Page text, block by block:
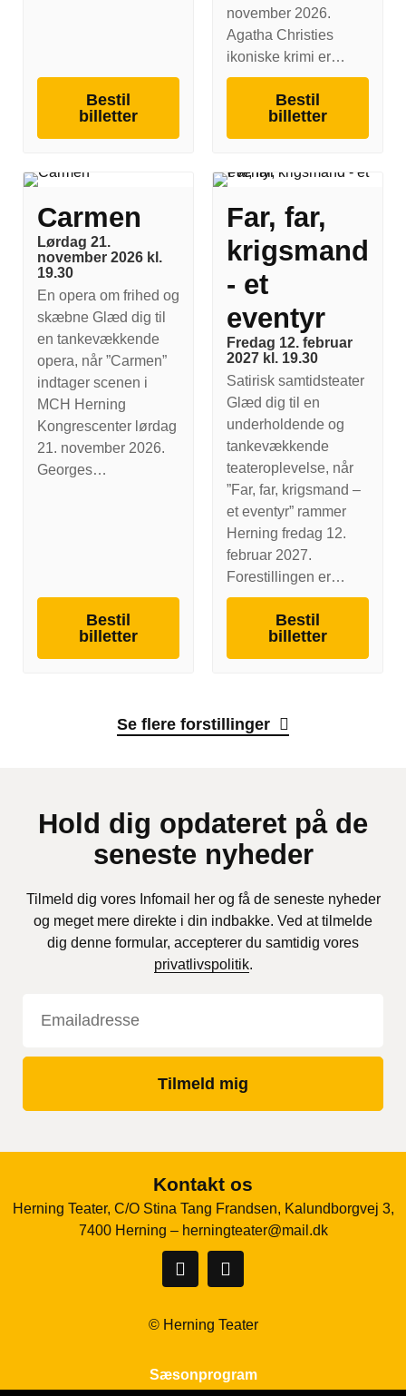
Bestil
billetter
november 2026.
Agatha Christies
ikoniske krimi er…
Bestil
billetter
Carmen
Lørdag 21.
november 2026 kl.
19.30
En opera om frihed og
skæbne Glæd dig til
en tankevækkende
opera, når ”Carmen”
indtager scenen i
MCH Herning
Kongrescenter lørdag
21. november 2026.
Georges…
Bestil
billetter
Far, far,
krigsmand
- et
eventyr
Fredag 12. februar
2027 kl. 19.30
Satirisk samtidsteater
Glæd dig til en
underholdende og
tankevækkende
teateroplevelse, når
”Far, far, krigsmand –
et eventyr” rammer
Herning fredag 12.
februar 2027.
Forestillingen er…
Bestil
billetter
Se flere forstillinger
Hold dig opdateret på de
seneste nyheder
Tilmeld dig vores Infomail her og få de seneste nyheder
og meget mere direkte i din indbakke. Ved at tilmelde
dig denne formular, accepterer du samtidig vores
privatlivspolitik.
Tilmeld mig
Kontakt os
Herning Teater, C/O Stina Tang Frandsen, Kalundborgvej 3,
7400 Herning – herningteater@mail.dk
© Herning Teater
Sæsonprogram